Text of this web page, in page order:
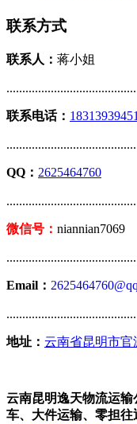
联系方式
联系人： 蒋小姐
联系电话： 18313939451
QQ： 2625464760
微信号： niannian7069
Email：
地址： 云南省昆明市官
云南昆明逸天物流运
车、大件运输、零担